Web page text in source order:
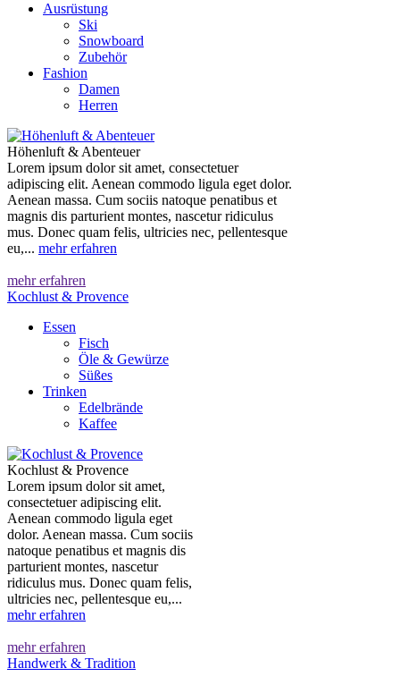
Ausrüstung
Ski
Snowboard
Zubehör
Fashion
Damen
Herren
Höhenluft & Abenteuer
Lorem ipsum dolor sit amet, consectetuer
adipiscing elit. Aenean commodo ligula eget dolor.
Aenean massa. Cum sociis natoque penatibus et
magnis dis parturient montes, nascetur ridiculus
mus. Donec quam felis, ultricies nec, pellentesque
eu,... mehr erfahren
mehr erfahren
Kochlust & Provence
Essen
Fisch
Öle & Gewürze
Süßes
Trinken
Edelbrände
Kaffee
Kochlust & Provence
Lorem ipsum dolor sit amet,
consectetuer adipiscing elit.
Aenean commodo ligula eget
dolor. Aenean massa. Cum sociis
natoque penatibus et magnis dis
parturient montes, nascetur
ridiculus mus. Donec quam felis,
ultricies nec, pellentesque eu,...
mehr erfahren
mehr erfahren
Handwerk & Tradition